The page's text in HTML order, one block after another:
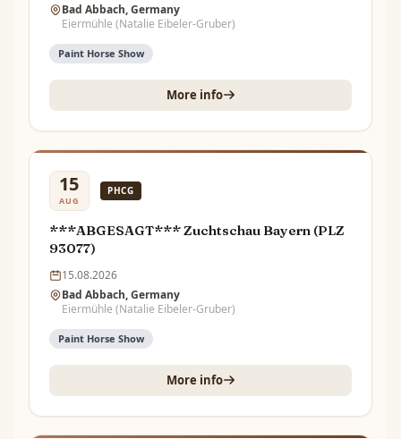
Bad Abbach, Germany
Eiermühle (Natalie Eibeler-Gruber)
Paint Horse Show
More info
15
AUG
PHCG
***ABGESAGT*** Zuchtschau Bayern (PLZ
93077)
15.08.2026
Bad Abbach, Germany
Eiermühle (Natalie Eibeler-Gruber)
Paint Horse Show
More info